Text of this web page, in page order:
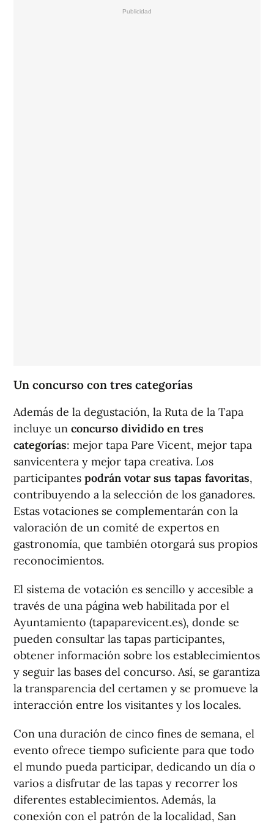
Un concurso con tres categorías
Además de la degustación, la Ruta de la Tapa
incluye un concurso dividido en tres
categorías: mejor tapa Pare Vicent, mejor tapa
sanvicentera y mejor tapa creativa. Los
participantes podrán votar sus tapas favoritas,
contribuyendo a la selección de los ganadores.
Estas votaciones se complementarán con la
valoración de un comité de expertos en
gastronomía, que también otorgará sus propios
reconocimientos.
El sistema de votación es sencillo y accesible a
través de una página web habilitada por el
Ayuntamiento (tapaparevicent.es), donde se
pueden consultar las tapas participantes,
obtener información sobre los establecimientos
y seguir las bases del concurso. Así, se garantiza
la transparencia del certamen y se promueve la
interacción entre los visitantes y los locales.
Con una duración de cinco fines de semana, el
evento ofrece tiempo suficiente para que todo
el mundo pueda participar, dedicando un día o
varios a disfrutar de las tapas y recorrer los
diferentes establecimientos. Además, la
conexión con el patrón de la localidad, San